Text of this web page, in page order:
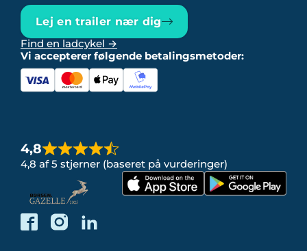
Lej en trailer nær dig
Find en ladcykel →
Vi accepterer følgende betalingsmetoder:
4,8
4,8 af 5 stjerner (baseret på vurderinger)